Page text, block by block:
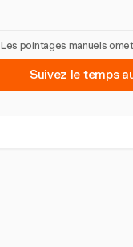
pointages manuels
Suivez le temps